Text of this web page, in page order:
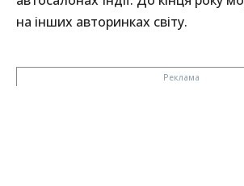
на інших авторинках світу.